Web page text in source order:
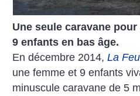
Une seule caravane
9 enfants en bas âge.
En décembre 2014,La
une femme et 9 enfants
minuscule caravane de 5